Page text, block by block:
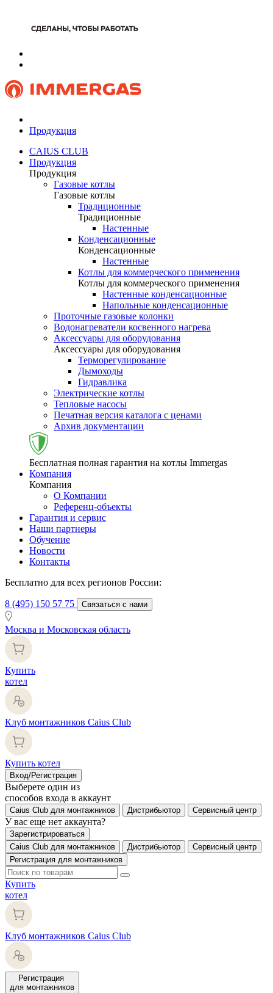
Продукция
CAIUS CLUB
Продукция
Продукция
Газовые котлы
Газовые котлы
Традиционные
Традиционные
Настенные
Конденсационные
Конденсационные
Настенные
Котлы для коммерческого применения
Котлы для коммерческого применения
Настенные конденсационные
Напольные конденсационные
Проточные газовые колонки
Водонагреватели косвенного нагрева
Аксессуары для оборудования
Аксессуары для оборудования
Терморегулирование
Дымоходы
Гидравлика
Электрические котлы
Тепловые насосы
Печатная версия каталога с ценами
Архив документации
Бесплатная полная гарантия на котлы Immergas
Компания
Компания
О Компании
Референц-объекты
Гарантия и сервис
Наши партнеры
Обучение
Новости
Контакты
Бесплатно для всех регионов России:
8 (495) 150 57 75 Связаться с нами
Москва и Московская область
Купить
котел
Клуб монтажников Caius Club
Купить котел
Вход/Регистрация
Выберете один из
способов входа в аккаунт
Caius Club для монтажников Дистрибьютор Сервисный центр
У вас еще нет аккаунта?
Зарегистрироваться
Caius Club для монтажников
Дистрибьютор
Сервисный центр
Регистрация для монтажников
Купить
котел
Клуб монтажников Caius Club
Регистрация
для монтажников